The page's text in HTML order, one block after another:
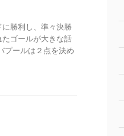
勝利し、準々決勝
ゴールが大きな話
プールは２点を決め